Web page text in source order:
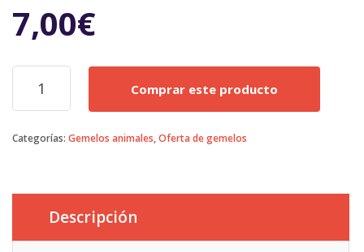
7,00€
Gemelos
toros
cantidad
Comprar este producto
Categorías: Gemelos animales,Oferta de gemelos
Descripción